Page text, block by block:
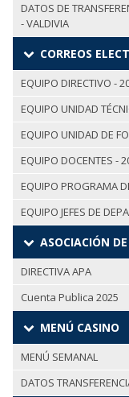
DATOS DE
- VALDIVIA
CORREOS
EQUIPO DIRECTIVO -
EQUIPO UNIDAD
EQUIPO UNIDAD DE
EQUIPO DOCENTES -
EQUIPO PROGRAMA
EQUIPO JEFES DE
ASOCIACIÓN
DIRECTIVA APA
Cuenta Publica 2025
MENÚ CASINO
MENÚ SEMANAL
DATOS